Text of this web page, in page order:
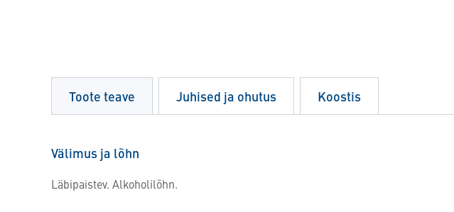
Toote teave
Välimus ja lõhn
Läbipaistev. Alkoholilõhn.
Juhised ja ohutus Koostis